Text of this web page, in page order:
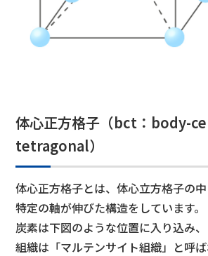
体心正方格子（bct：body-
tetragonal）
体心正方格子とは、体心立方格子の
特定の軸が伸びた構造をしています。
炭素は下図のような位置に入り込み
組織は「マルテンサイト組織」と呼ば